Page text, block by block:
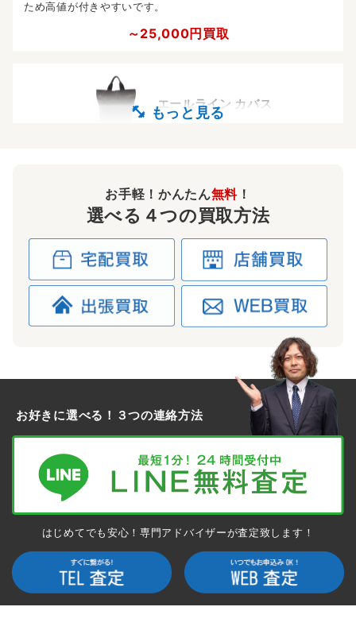
ため高値が付きやすいです。
～25,000円買取
エールライン カバス
フォルムのためビジネスシーンでも人気のバッグです。使う人
を選ばせないベーシックなアイテムのためお求めの方も多いア
イテムです。
～15,000円買取
エールライン PM
最も小さいPMサイズのエールライン。小ぶりのサイズ感で扱
いやすく、持ち手部分に「H」がデザインされておりさりげな
くエルメスを身に着けられます。廃盤となった現在も人気の高
いモデルのためしっかり金額も付けられるLIFEでも買取強化を
～20,000円買取
エールライン パース GM
長財布
エールラインの長財布、パース GMです。グレーカラーのシン
プルなデザインのため男女ともに人気のアイテム。7つのカー
お手軽！かんたん無料 ！
選べる４つの買取方法
お好きに選べる！３つの連絡方法
はじめてでも安心！専門アドバイザーが査定致します！